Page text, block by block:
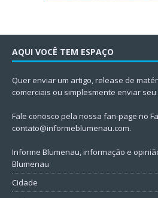
AQUI VOCÊ TEM ESPAÇO
Quer enviar um artigo, release de
comerciais ou simplesmente enviar
Fale conosco pela nossa fan-page no
contato@informeblumenau.com.
Informe Blumenau, informação e
Blumenau
Cidade